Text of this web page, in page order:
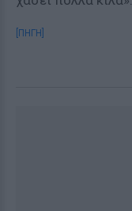
[ΠΗΓΗ]